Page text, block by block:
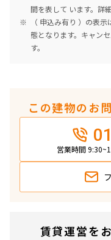
間を表して います。詳
（ 申込み有り ）の表
態となります。キャン
す。
この建物のお
営業時間
賃貸運営を